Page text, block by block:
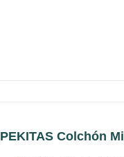
PEKITAS Colchón